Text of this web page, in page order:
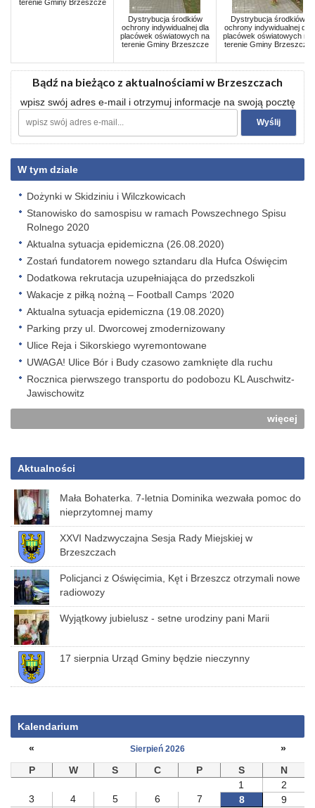
terenie Gminy Brzeszcze
Dystrybucja środkiów
ochrony indywidualnej dla
placówek oświatowych na
terenie Gminy Brzeszcze
Dystrybucja środkiów
ochrony indywidualnej dla
placówek oświatowych na
terenie Gminy Brzeszcze
Bądź na bieżąco z aktualnościami w Brzeszczach
wpisz swój adres e-mail i otrzymuj informacje na swoją pocztę
W tym dziale
Dożynki w Skidziniu i Wilczkowicach
Stanowisko do samospisu w ramach Powszechnego Spisu
Rolnego 2020
Aktualna sytuacja epidemiczna (26.08.2020)
Zostań fundatorem nowego sztandaru dla Hufca Oświęcim
Dodatkowa rekrutacja uzupełniająca do przedszkoli
Wakacje z piłką nożną – Football Camps ‘2020
Aktualna sytuacja epidemiczna (19.08.2020)
Parking przy ul. Dworcowej zmodernizowany
Ulice Reja i Sikorskiego wyremontowane
UWAGA! Ulice Bór i Budy czasowo zamknięte dla ruchu
Rocznica pierwszego transportu do podobozu KL Auschwitz-
Jawischowitz
więcej
Aktualności
Mała Bohaterka. 7-letnia Dominika wezwała pomoc do
nieprzytomnej mamy
XXVI Nadzwyczajna Sesja Rady Miejskiej w
Brzeszczach
Policjanci z Oświęcimia, Kęt i Brzeszcz otrzymali nowe
radiowozy
Wyjątkowy jubielusz - setne urodziny pani Marii
17 sierpnia Urząd Gminy będzie nieczynny
Kalendarium
«
Sierpień 2026
»
P
W S C P S
N
1
2
3
4 5 6 7 8
9